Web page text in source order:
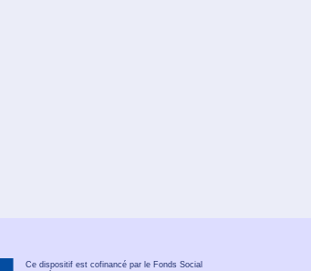
Ce dispositif est cofinancé par le Fonds Social